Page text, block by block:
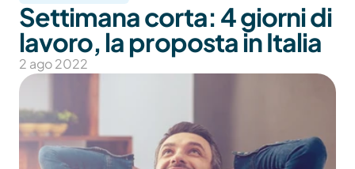
Settimana corta: 4 giorni di
lavoro, la proposta in Italia
2 ago 2022